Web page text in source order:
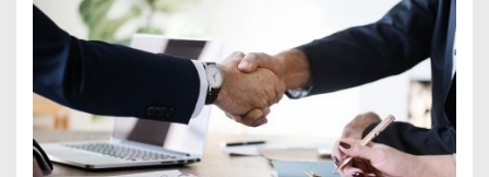
funktioniert’s